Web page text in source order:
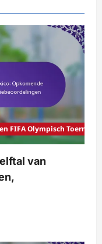
FIFA Olympisch Toernooi
van